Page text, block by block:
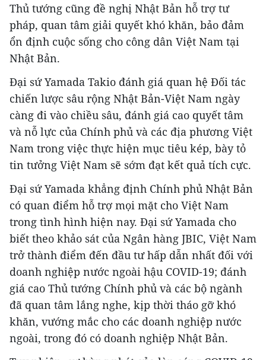
Thủ tướng cũng đề nghị Nhật Bản hỗ trợ tư
pháp, quan tâm giải quyết khó khăn, bảo đảm
ổn định cuộc sống cho công dân Việt Nam tại
Nhật Bản.
Đại sứ Yamada Takio đánh giá quan hệ Đối tác
chiến lược sâu rộng Nhật Bản-Việt Nam ngày
càng đi vào chiều sâu, đánh giá cao quyết tâm
và nỗ lực của Chính phủ và các địa phương Việt
Nam trong việc thực hiện mục tiêu kép, bày tỏ
tin tưởng Việt Nam sẽ sớm đạt kết quả tích cực.
Đại sứ Yamada khẳng định Chính phủ Nhật Bản
có quan điểm hỗ trợ mọi mặt cho Việt Nam
trong tình hình hiện nay. Đại sứ Yamada cho
biết theo khảo sát của Ngân hàng JBIC, Việt Nam
trở thành điểm đến đầu tư hấp dẫn nhất đối với
doanh nghiệp nước ngoài hậu COVID-19; đánh
giá cao Thủ tướng Chính phủ và các bộ ngành
đã quan tâm lắng nghe, kịp thời tháo gỡ khó
khăn, vướng mắc cho các doanh nghiệp nước
ngoài, trong đó có doanh nghiệp Nhật Bản.